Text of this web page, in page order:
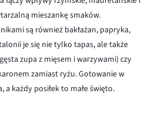
mieszankę smaków.
są również bakłażan, papryka,
je się nie tylko tapas, ale także
zupa z mięsem i warzywami) czy
zamiast ryżu. Gotowanie w
a każdy posiłek to małe święto.